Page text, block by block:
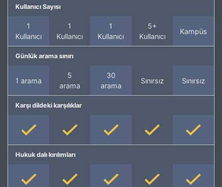
Kullanıcı Sayısı
1
Kullanıcı
1
Kullanıcı
1
Kullanıcı
5+
Kullanıcı
Kampüs
Günlük arama sınırı
1 arama
5
arama
30
arama
Sınırsız Sınırsız
Karşı dildeki karşılıklar
Hukuk dalı kırılımları